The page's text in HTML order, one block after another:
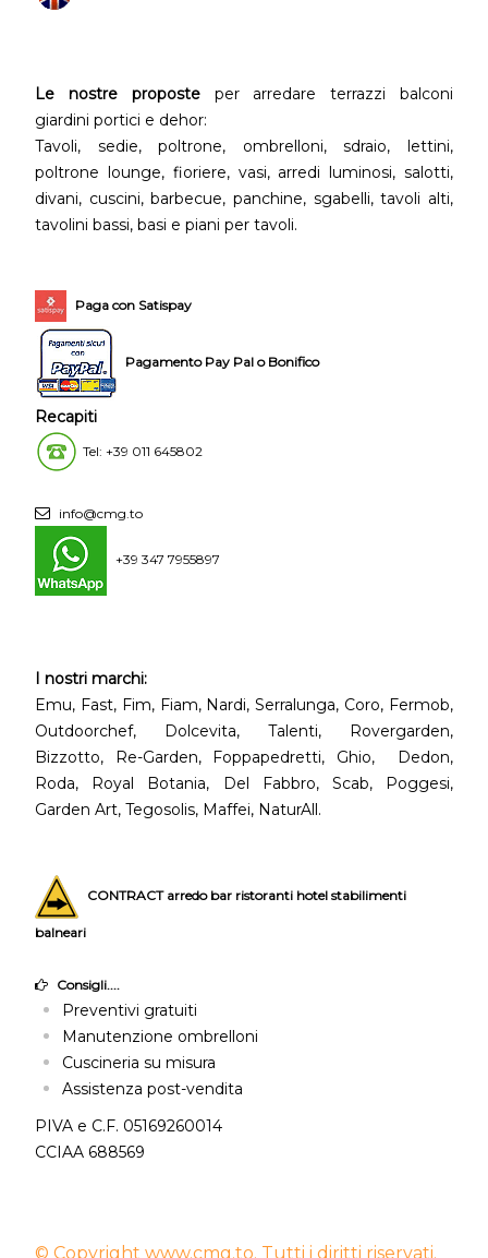
Le nostre proposteper arredare terrazzi balconi
giardini portici e dehor:
Tavoli, sedie, poltrone, ombrelloni, sdraio, lettini,
poltrone lounge, fioriere, vasi, arredi luminosi, salotti,
divani, cuscini, barbecue, panchine, sgabelli, tavoli alti,
tavolini bassi, basi e piani per tavoli.
Paga con Satispay
Pagamento Pay Pal o Bonifico
Recapiti
Tel: +39 011 645802
info@cmg.to
+39 347 7955897
I nostri marchi:
Emu, Fast, Fim, Fiam, Nardi, Serralunga, Coro, Fermob,
Outdoorchef, Dolcevita, Talenti, Rovergarden,
Bizzotto, Re-Garden, Foppapedretti, Ghio, Dedon,
Roda, Royal Botania, Del Fabbro, Scab, Poggesi,
Garden Art, Tegosolis, Maffei, NaturAll.
CONTRACT arredo bar ristoranti hotel stabilimenti
balneari
Consigli....
Preventivi gratuiti
Manutenzione ombrelloni
Cuscineria su misura
Assistenza post-vendita
PIVA e C.F. 05169260014
CCIAA 688569
© Copyright www.cmg.to. Tutti i diritti riservati.